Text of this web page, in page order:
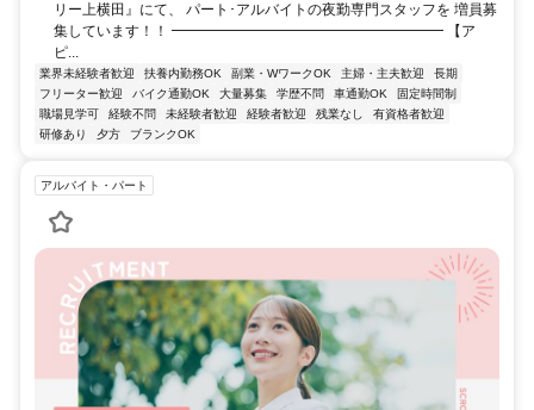
リー上横田』にて、 パート･アルバイトの夜勤専門スタッフを 増員募
集しています！！ ━━━━━━━━━━━━━━━━━━━ 【ア
ピ...
業界未経験者歓迎 扶養内勤務OK 副業・WワークOK 主婦・主夫歓迎
長期
フリーター歓迎
バイク通勤OK 大量募集 学歴不問 車通勤OK
固定時間制
職場見学可
経験不問 未経験者歓迎 経験者歓迎 残業なし
有資格者歓迎
研修あり
夕方 ブランクOK
アルバイト・パート